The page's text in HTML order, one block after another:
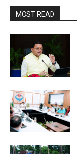
MOST READ